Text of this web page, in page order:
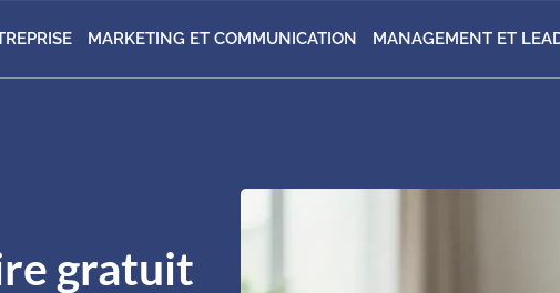
MARKETING ET COMMUNICATION MANAGEMENT ET
gratuit